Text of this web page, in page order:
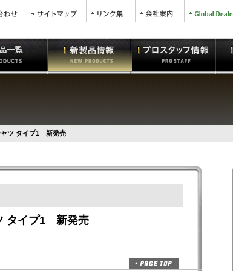
ャツ タイプ1 新発売
タイプ1 新発売